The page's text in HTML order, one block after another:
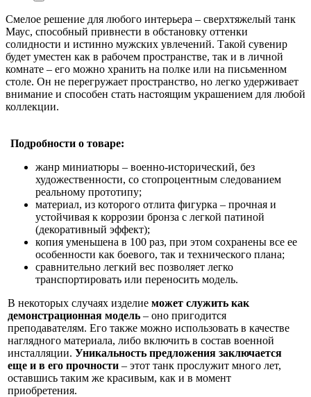
Смелое решение для любого интерьера – сверхтяжелый танк
Маус, способный привнести в обстановку оттенки
солидности и истинно мужских увлечений. Такой сувенир
будет уместен как в рабочем пространстве, так и в личной
комнате – его можно хранить на полке или на письменном
столе. Он не перегружает пространство, но легко удерживает
внимание и способен стать настоящим украшением для любой
коллекции.
Подробности о товаре:
жанр миниатюры – военно-исторический, без
художественности, со стопроцентным следованием
реальному прототипу;
материал, из которого отлита фигурка – прочная и
устойчивая к коррозии бронза с легкой патиной
(декоративный эффект);
копия уменьшена в 100 раз, при этом сохранены все ее
особенности как боевого, так и технического плана;
сравнительно легкий вес позволяет легко
транспортировать или переносить модель.
В некоторых случаях изделие может служить как
демонстрационная модель – оно пригодится
преподавателям. Его также можно использовать в качестве
наглядного материала, либо включить в состав военной
инсталляции. Уникальность предложения заключается
еще и в его прочности – этот танк прослужит много лет,
оставшись таким же красивым, как и в момент
приобретения.